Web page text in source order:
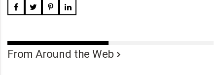
From Around the Web